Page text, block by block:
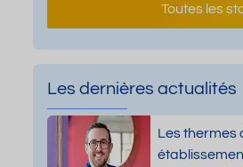
Toutes les
Les dernières actualités
Les thermes